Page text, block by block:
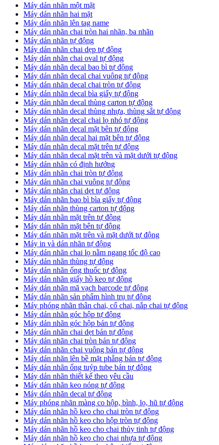
Máy dán nhãn một mặt
Máy dán nhãn hai mặt
Máy dán nhãn lên tag name
Máy dán nhãn chai tròn hai nhãn, ba nhãn
Máy dán nhãn tự động
Máy dán nhãn chai dẹp tự động
Máy dán nhãn chai oval tự động
Máy dán nhãn decal bao bì tự động
Máy dán nhãn decal chai vuông tự động
Máy dán nhãn decal chai tròn tự động
Máy dán nhãn decal bìa giấy tự động
Máy dán nhãn decal thùng carton tự động
Máy dán nhãn decal thùng nhựa, thùng sắt tự động
Máy dán nhãn decal chai lọ nhỏ tự động
Máy dán nhãn decal mặt bên tự động
Máy dán nhãn decal hai mặt bên tự động
Máy dán nhãn decal mặt trên tự động
Máy dán nhãn decal mặt trên và mặt dưới tự động
Máy dán nhãn có định hướng
Máy dán nhãn chai tròn tự động
​Máy dán nhãn chai vuông tự động
​Máy dán nhãn chai dẹt tự động
​Máy dán nhãn bao bì bìa giấy tự động
Máy dán nhãn thùng carton tự động
​Máy dán nhãn mặt trên tự động
​Máy dán nhãn mặt bên tự động
​Máy dán nhãn mặt trên và mặt dưới tự động
Máy in và dán nhãn tự động
Máy dán nhãn chai lọ nằm ngang tốc độ cao
​Máy dán nhãn thùng tự động
Máy dán nhãn ống thuốc tự động
​Máy dán nhãn giấy hồ keo tự động
​Máy dán nhãn mã vạch barcode tự động
​Máy dán nhãn sản phẩm hình trụ tự động
Máy phóng nhãn thân chai, cổ chai, nắp chai tự động
​Máy dán nhãn góc hộp tự động
Máy dán nhãn góc hộp bán tự động
​Máy dán nhãn chai dẹt bán tự động
Máy dán nhãn chai tròn bán tự động
Máy dán nhãn chai vuông bán tự động
Máy dán nhãn lên bề mặt phẵng bán tự động
​Máy dán nhãn ống tuýp tube bán tự động
Máy dán nhãn thiết kế theo yêu cầu
​Máy dán nhãn keo nóng tự động
Máy dán nhãn decal tự động
Máy phóng nhãn màng co hộp, bình, lọ, hũ tự động
Máy dán nhãn hồ keo cho chai tròn tự động
Máy dán nhãn hồ keo cho hộp tròn tự động
Máy dán nhãn hồ keo cho chai thủy tinh tự động
Máy dán nhãn hồ keo cho chai nhựa tự động